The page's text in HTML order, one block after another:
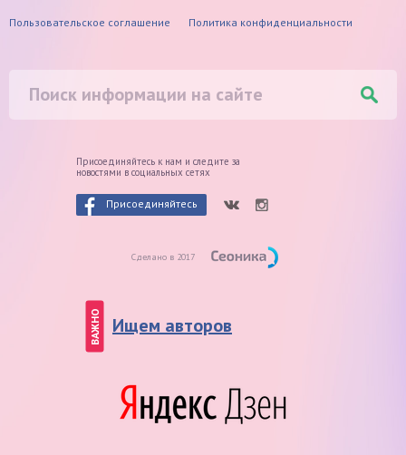
Пользовательское соглашение Политика конфиденциальности
Присоединяйтесь к нам и следите за
новостями в социальных сетях
Присоединяйтесь
Сделано в 2017
ВАЖНО Ищем авторов